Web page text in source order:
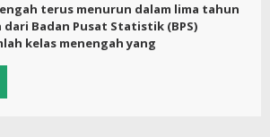
terus menurun dalam lima tahun
Badan Pusat Statistik (BPS)
kelas menengah yang